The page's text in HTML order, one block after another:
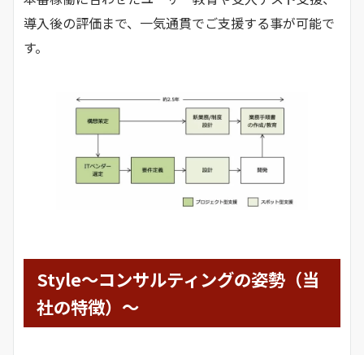
導入後の評価まで、一気通貫でご支援する事が可能で
す。
Style～コンサルティングの姿勢（当
社の特徴）～